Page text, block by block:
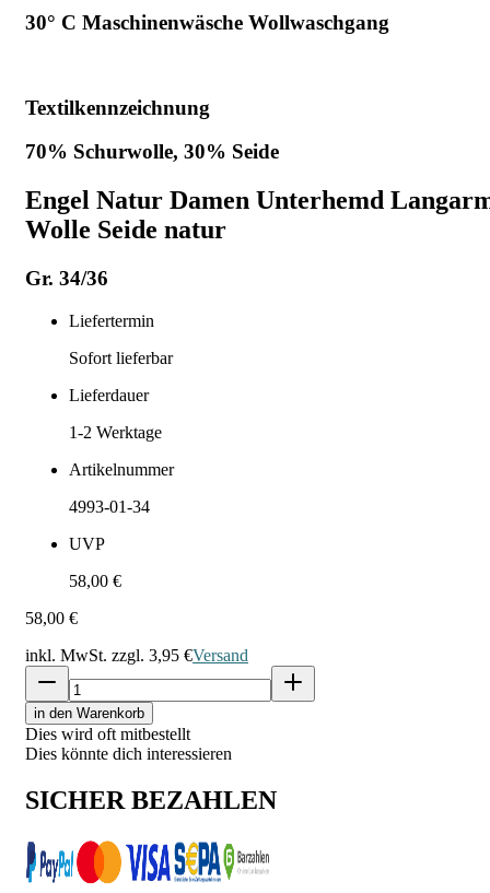
30° C Maschinenwäsche Wollwaschgang
Textilkennzeichnung
70% Schurwolle, 30% Seide
Engel Natur Damen Unterhemd
Wolle Seide natur
Gr. 34/36
Liefertermin
Sofort lieferbar
Lieferdauer
1-2 Werktage
Artikelnummer
4993-01-34
UVP
58,00 €
58,00 €
inkl. MwSt. zzgl. 3,95 €Versand
in den Warenkorb
Dies wird oft mitbestellt
Dies könnte dich interessieren
SICHER BEZAHLEN